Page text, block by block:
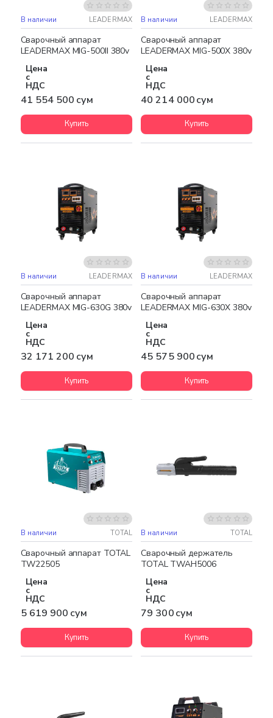
Бесплатная доставка
В наличии LEADERMAX
Сварочный аппарат
LEADERMAX MIG-500II 380v
Цена
с
НДС
41 554 500 сум
Купить
Бесплатная доставка
В наличии LEADERMAX
Сварочный аппарат
LEADERMAX MIG-500X 380v
Цена
с
НДС
40 214 000 сум
Купить
Бесплатная доставка
В наличии LEADERMAX
Сварочный аппарат
LEADERMAX MIG-630G 380v
Цена
с
НДС
32 171 200 сум
Купить
Бесплатная доставка
В наличии LEADERMAX
Сварочный аппарат
LEADERMAX MIG-630X 380v
Цена
с
НДС
45 575 900 сум
Купить
Бесплатная доставка
В наличии TOTAL
Сварочный аппарат TOTAL
TW22505
Цена
с
НДС
5 619 900 сум
Купить
В наличии TOTAL
Сварочный держатель
TOTAL TWAH5006
Цена
с
НДС
79 300 сум
Купить